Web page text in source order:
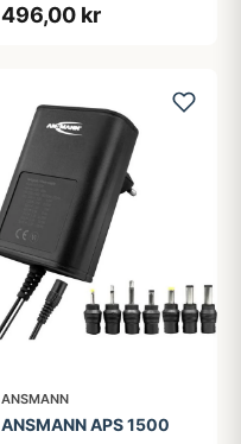
496,00 kr
ANSMANN
ANSMANN APS 1500